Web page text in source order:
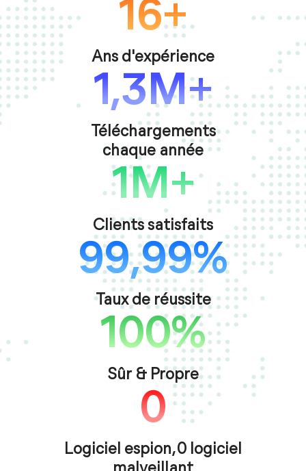
16+
Ans d'expérience
1,3M+
Téléchargements
chaque année
1M+
Clients satisfaits
99,99%
Taux de réussite
100%
Sûr & Propre
0
Logiciel espion, 0 logiciel